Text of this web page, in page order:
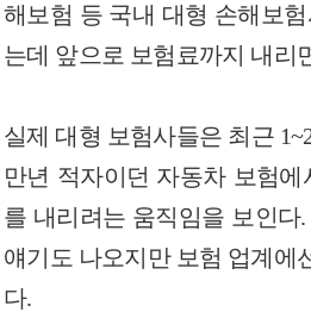
해보험 등 국내 대형 손해보
는데 앞으로 보험료까지 내리
실제 대형 보험사들은 최근
만년 적자이던 자동차 보험
를 내리려는 움직임을 보인
얘기도 나오지만 보험 업계에
다.